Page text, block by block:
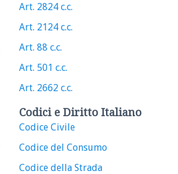
Art. 2824 c.c.
Art. 2124 c.c.
Art. 88 c.c.
Art. 501 c.c.
Art. 2662 c.c.
Codici e Diritto Italiano
Codice Civile
Codice del Consumo
Codice della Strada